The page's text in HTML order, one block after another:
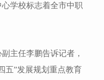
学校标志着全市中职
主任李鹏告诉记者，
五”发展规划重点教育